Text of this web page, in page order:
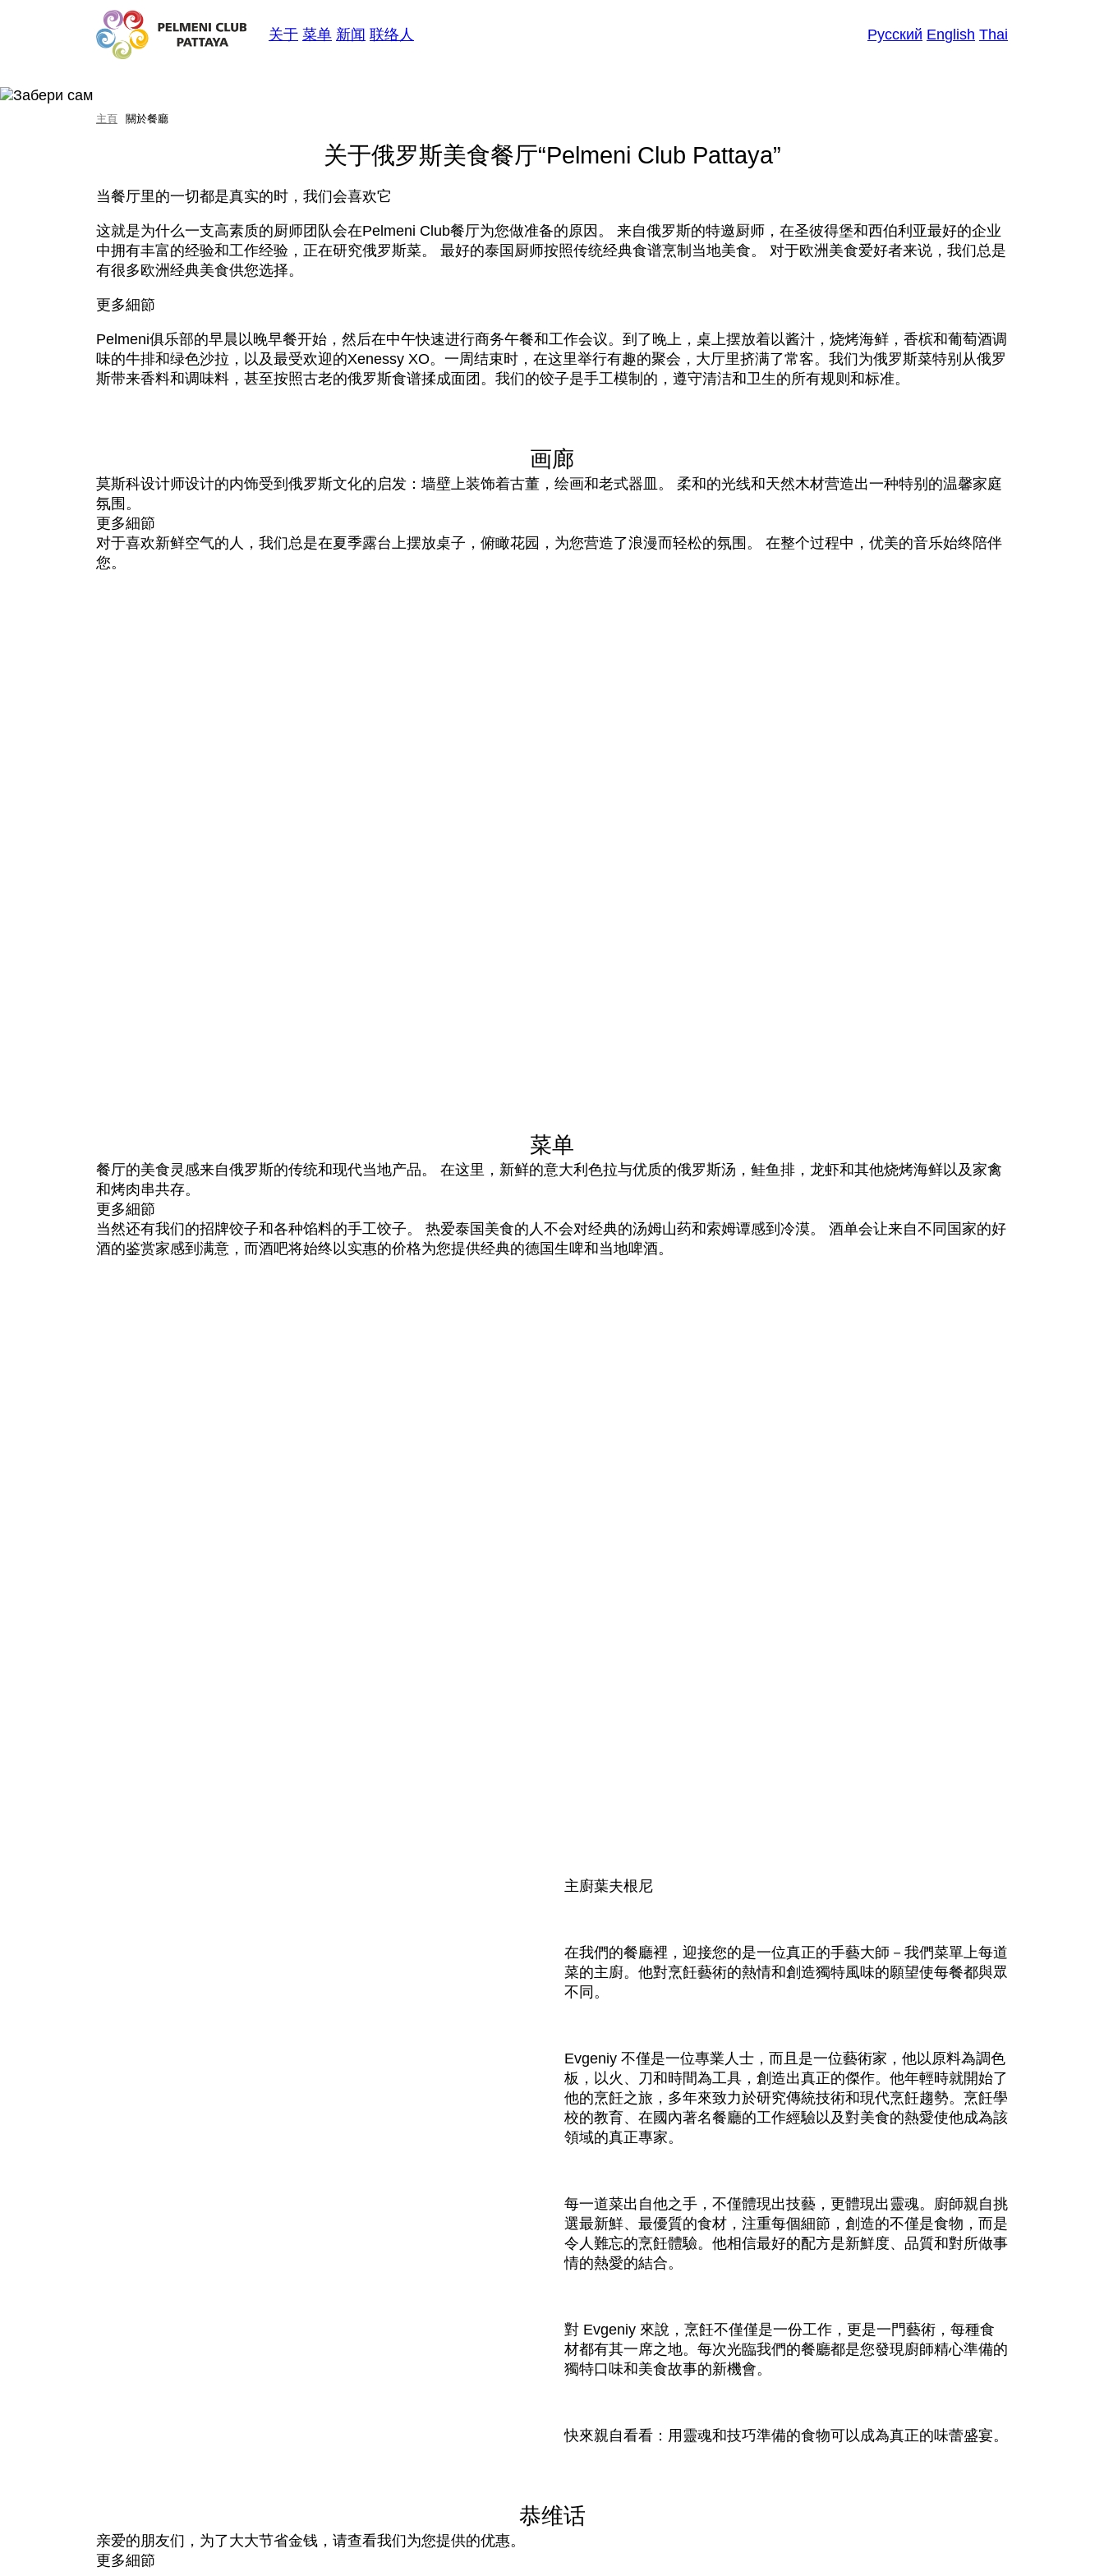
关于 菜单 新闻 联络人 Русский English Thai
主頁 關於餐廳
关于俄罗斯美食餐厅“Pelmeni Club Pattaya”
当餐厅里的一切都是真实的时，我们会喜欢它
这就是为什么一支高素质的厨师团队会在Pelmeni Club餐厅为您做准备的原因。 来自俄罗斯的特邀厨师，在圣彼得堡和西伯利亚最好的企业
中拥有丰富的经验和工作经验，正在研究俄罗斯菜。 最好的泰国厨师按照传统经典食谱烹制当地美食。 对于欧洲美食爱好者来说，我们总是
有很多欧洲经典美食供您选择。
更多細節
Pelmeni俱乐部的早晨以晚早餐开始，然后在中午快速进行商务午餐和工作会议。到了晚上，桌上摆放着以酱汁，烧烤海鲜，香槟和葡萄酒调
味的牛排和绿色沙拉，以及最受欢迎的Xenessy XO。一周结束时，在这里举行有趣的聚会，大厅里挤满了常客。我们为俄罗斯菜特别从俄罗
斯带来香料和调味料，甚至按照古老的俄罗斯食谱揉成面团。我们的饺子是手工模制的，遵守清洁和卫生的所有规则和标准。
画廊
莫斯科设计师设计的内饰受到俄罗斯文化的启发：墙壁上装饰着古董，绘画和老式器皿。 柔和的光线和天然木材营造出一种特别的温馨家庭
氛围。
更多細節
对于喜欢新鲜空气的人，我们总是在夏季露台上摆放桌子，俯瞰花园，为您营造了浪漫而轻松的氛围。 在整个过程中，优美的音乐始终陪伴
您。
菜单
餐厅的美食灵感来自俄罗斯的传统和现代当地产品。 在这里，新鲜的意大利色拉与优质的俄罗斯汤，鲑鱼排，龙虾和其他烧烤海鲜以及家禽
和烤肉串共存。
更多細節
当然还有我们的招牌饺子和各种馅料的手工饺子。 热爱泰国美食的人不会对经典的汤姆山药和索姆谭感到冷漠。 酒单会让来自不同国家的好
酒的鉴赏家感到满意，而酒吧将始终以实惠的价格为您提供经典的德国生啤和当地啤酒。
主廚葉夫根尼
在我們的餐廳裡，迎接您的是一位真正的手藝大師－我們菜單上每道
菜的主廚。他對烹飪藝術的熱情和創造獨特風味的願望使每餐都與眾
不同。
Evgeniy 不僅是一位專業人士，而且是一位藝術家，他以原料為調色
板，以火、刀和時間為工具，創造出真正的傑作。他年輕時就開始了
他的烹飪之旅，多年來致力於研究傳統技術和現代烹飪趨勢。烹飪學
校的教育、在國內著名餐廳的工作經驗以及對美食的熱愛使他成為該
領域的真正專家。
每一道菜出自他之手，不僅體現出技藝，更體現出靈魂。廚師親自挑
選最新鮮、最優質的食材，注重每個細節，創造的不僅是食物，而是
令人難忘的烹飪體驗。他相信最好的配方是新鮮度、品質和對所做事
情的熱愛的結合。
對 Evgeniy 來說，烹飪不僅僅是一份工作，更是一門藝術，每種食
材都有其一席之地。每次光臨我們的餐廳都是您發現廚師精心準備的
獨特口味和美食故事的新機會。
快來親自看看：用靈魂和技巧準備的食物可以成為真正的味蕾盛宴。
恭维话
亲爱的朋友们，为了大大节省金钱，请查看我们为您提供的优惠。
更多細節